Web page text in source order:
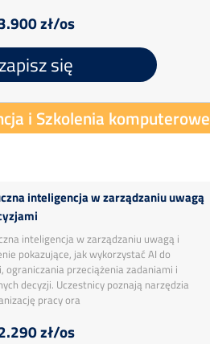
zł/os
zapisz się
i Szkolenia komputerowe
inteligencja w zarządzaniu uwagą
inteligencja w zarządzaniu uwagą i
pokazujące, jak wykorzystać AI do
przeciążenia zadaniami i
decyzji. Uczestnicy poznają narzędzia
pracy ora
zł/os